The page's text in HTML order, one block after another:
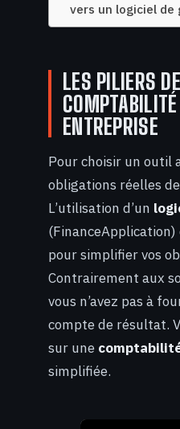
vers un logiciel de
LES PILIERS
ENTREPRISE
Pour choisir un outil
obligations réelles
L’utilisation d’un
pour simplifier vos
Contrairement aux
vous n’avez pas à
compte de résultat.
sur une
simplifiée.